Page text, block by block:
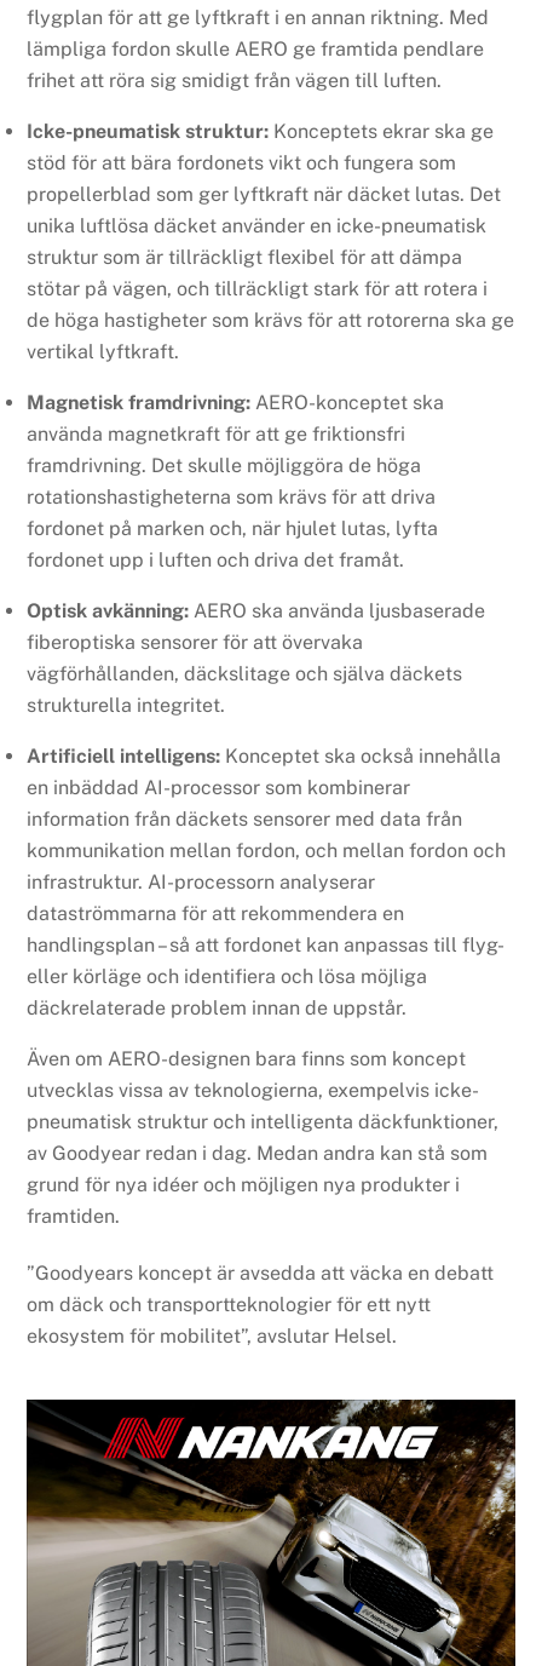
flygplan för att ge lyftkraft i en annan riktning. Med
lämpliga fordon skulle AERO ge framtida pendlare
frihet att röra sig smidigt från vägen till luften.
Icke-pneumatisk struktur: Konceptets ekrar ska ge
stöd för att bära fordonets vikt och fungera som
propellerblad som ger lyftkraft när däcket lutas. Det
unika luftlösa däcket använder en icke-pneumatisk
struktur som är tillräckligt flexibel för att dämpa
stötar på vägen, och tillräckligt stark för att rotera i
de höga hastigheter som krävs för att rotorerna ska ge
vertikal lyftkraft.
Magnetisk framdrivning: AERO-konceptet ska
använda magnetkraft för att ge friktionsfri
framdrivning. Det skulle möjliggöra de höga
rotationshastigheterna som krävs för att driva
fordonet på marken och, när hjulet lutas, lyfta
fordonet upp i luften och driva det framåt.
Optisk avkänning: AERO ska använda ljusbaserade
fiberoptiska sensorer för att övervaka
vägförhållanden, däckslitage och själva däckets
strukturella integritet.
Artificiell intelligens: Konceptet ska också innehålla
en inbäddad AI-processor som kombinerar
information från däckets sensorer med data från
kommunikation mellan fordon, och mellan fordon och
infrastruktur. AI-processorn analyserar
dataströmmarna för att rekommendera en
handlingsplan – så att fordonet kan anpassas till flyg-
eller körläge och identifiera och lösa möjliga
däckrelaterade problem innan de uppstår.
Även om AERO-designen bara finns som koncept
utvecklas vissa av teknologierna, exempelvis icke-
pneumatisk struktur och intelligenta däckfunktioner,
av Goodyear redan i dag. Medan andra kan stå som
grund för nya idéer och möjligen nya produkter i
framtiden.
”Goodyears koncept är avsedda att väcka en debatt
om däck och transportteknologier för ett nytt
ekosystem för mobilitet”, avslutar Helsel.